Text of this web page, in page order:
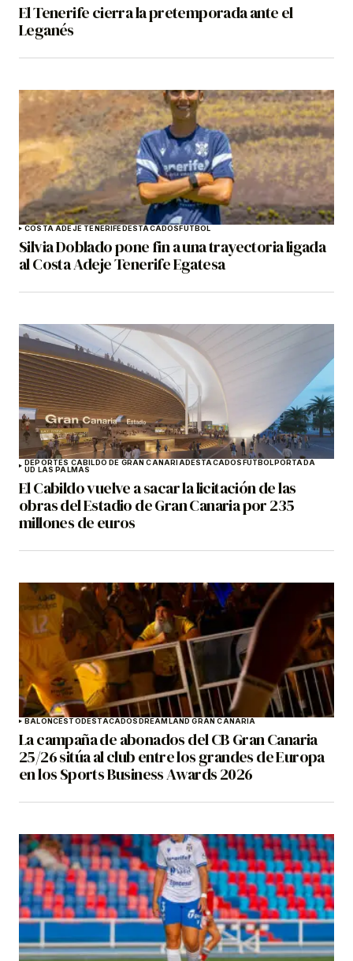
El Tenerife cierra la pretemporada ante el
Leganés
COSTA ADEJE TENERIFEDESTACADOSFÚTBOL
Silvia Doblado pone fin a una trayectoria ligada
al Costa Adeje Tenerife Egatesa
DEPORTES CABILDO DE GRAN CANARIADESTACADOSFÚTBOLPORTADA
UD LAS PALMAS
El Cabildo vuelve a sacar la licitación de las
obras del Estadio de Gran Canaria por 235
millones de euros
BALONCESTODESTACADOSDREAMLAND GRAN CANARIA
La campaña de abonados del CB Gran Canaria
25/26 sitúa al club entre los grandes de Europa
en los Sports Business Awards 2026